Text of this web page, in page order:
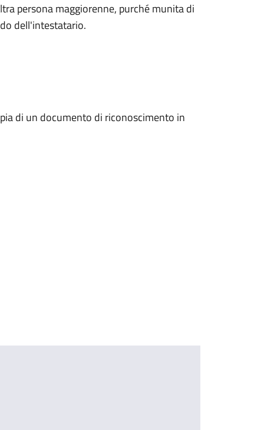
persona maggiorenne, purché munita di
dell'intestatario.
di un documento di riconoscimento in